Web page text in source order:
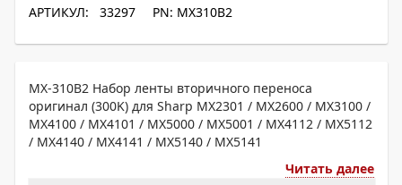
АРТИКУЛ: 33297 PN: MX310B2
MX-310B2 Набор ленты вторичного переноса
оригинал (300K) для Sharp MX2301 / MX2600 / MX3100 /
MX4100 / MX4101 / MX5000 / MX5001 / MX4112 / MX5112
/ MX4140 / MX4141 / MX5140 / MX5141
Читать далее